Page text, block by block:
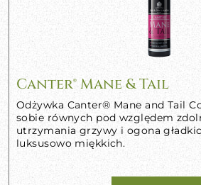
Canter® Mane & Tail
Odżywka Canter® Mane and Tail
sobie równych pod względem
utrzymania grzywy i ogona
luksusowo miękkich.